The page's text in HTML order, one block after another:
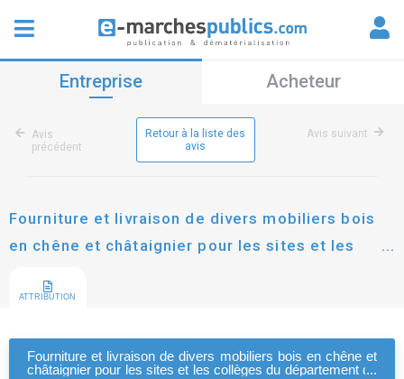
Entreprise Acheteur
Avis
précédent
Retour à la liste des
avis
Avis suivant
Fourniture et livraison de divers mobiliers bois
en chêne et châtaignier pour les sites et les
ATTRIBUTION
Fourniture et livraison de divers mobiliers bois en chêne et
châtaignier pour les sites et les collèges du département de